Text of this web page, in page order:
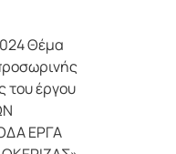
Θέμα
του έργου
ΕΡΓΑ